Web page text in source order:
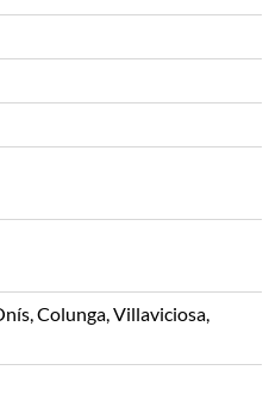
Colunga, Villaviciosa,